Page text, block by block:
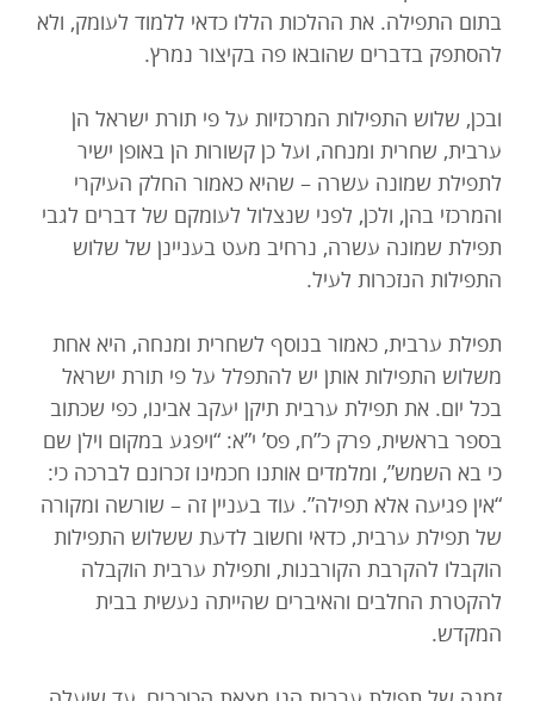
בתום התפילה. את ההלכות הללו כדאי ללמוד לעומק, ולא
להסתפק בדברים שהובאו פה בקיצור נמרץ.
ובכן, שלוש התפילות המרכזיות על פי תורת ישראל הן
ערבית, שחרית ומנחה, ועל כן קשורות הן באופן ישיר
לתפילת שמונה עשרה – שהיא כאמור החלק העיקרי
והמרכזי בהן, ולכן, לפני שנצלול לעומקם של דברים לגבי
תפילת שמונה עשרה, נרחיב מעט בעניינן של שלוש
התפילות הנזכרות לעיל.
תפילת ערבית, כאמור בנוסף לשחרית ומנחה, היא אחת
משלוש התפילות אותן יש להתפלל על פי תורת ישראל
בכל יום. את תפילת ערבית תיקן יעקב אבינו, כפי שכתוב
בספר בראשית, פרק כ”ח, פס’ י”א: “ויפגע במקום וילן שם
כי בא השמש”, ומלמדים אותנו חכמינו זכרונם לברכה כי:
“אין פגיעה אלא תפילה”. עוד בעניין זה – שורשה ומקורה
של תפילת ערבית, כדאי וחשוב לדעת ששלוש התפילות
הוקבלו להקרבת הקורבנות, ותפילת ערבית הוקבלה
להקטרת החלבים והאיברים שהייתה נעשית בבית
המקדש.